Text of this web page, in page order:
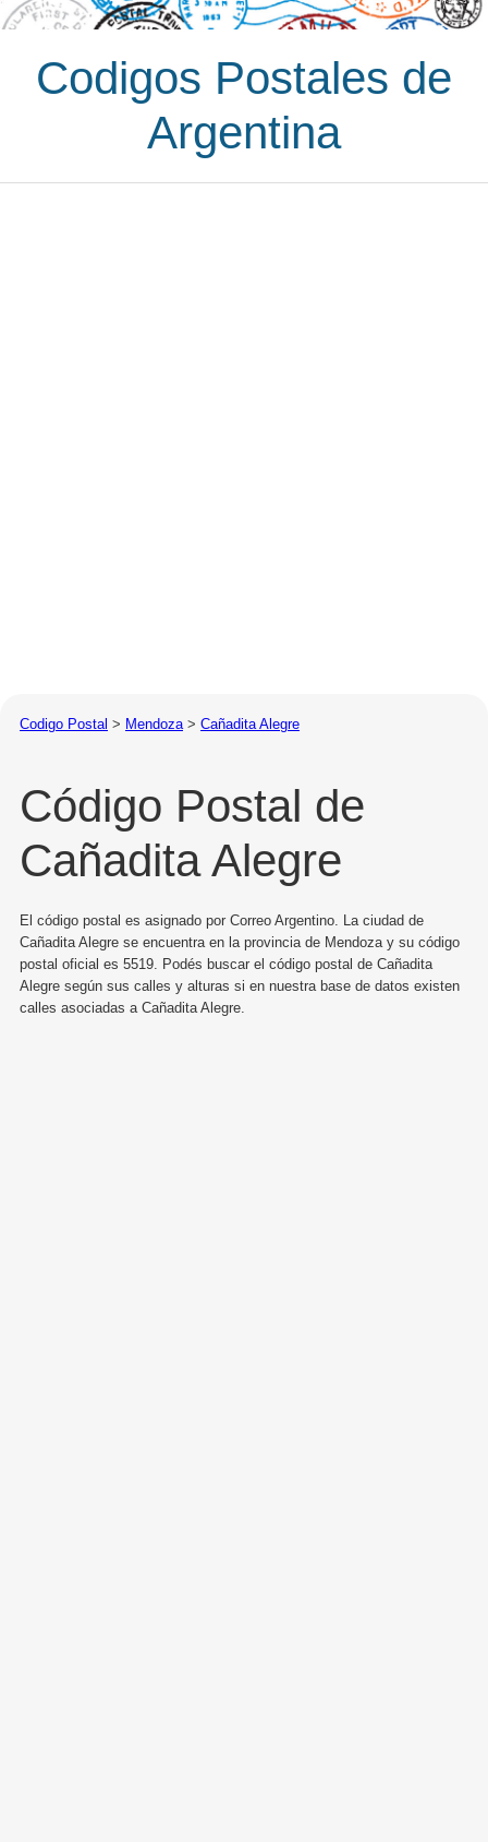
Codigos Postales de
Argentina
Codigo Postal > Mendoza > Cañadita Alegre
Código Postal de
Cañadita Alegre
El código postal es asignado por Correo Argentino. La ciudad de
Cañadita Alegre se encuentra en la provincia de Mendoza y su código
postal oficial es 5519. Podés buscar el código postal de Cañadita
Alegre según sus calles y alturas si en nuestra base de datos existen
calles asociadas a Cañadita Alegre.